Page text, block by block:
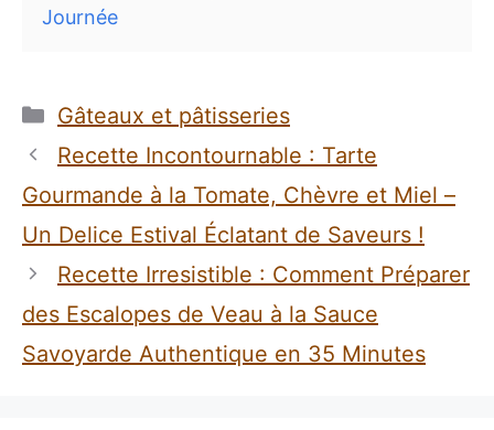
Journée
Catégories
Gâteaux et pâtisseries
Recette Incontournable : Tarte
Gourmande à la Tomate, Chèvre et Miel –
Un Delice Estival Éclatant de Saveurs !
Recette Irresistible : Comment Préparer
des Escalopes de Veau à la Sauce
Savoyarde Authentique en 35 Minutes